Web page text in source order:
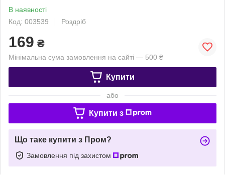
В наявності
Код: 003539
Роздріб
169 ₴
Мінімальна сума замовлення на сайті — 500 ₴
Купити
або
Купити з
Що таке купити з Пром?
Замовлення під захистом